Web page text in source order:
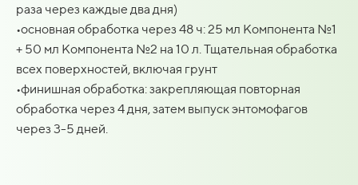
раза через каждые два дня)
•основная обработка через 48 ч: 25 мл Компонента №1
+ 50 мл Компонента №2 на 10 л. Тщательная обработка
всех поверхностей, включая грунт
•финишная обработка: закрепляющая повторная
обработка через 4 дня, затем выпуск энтомофагов
через 3-5 дней.